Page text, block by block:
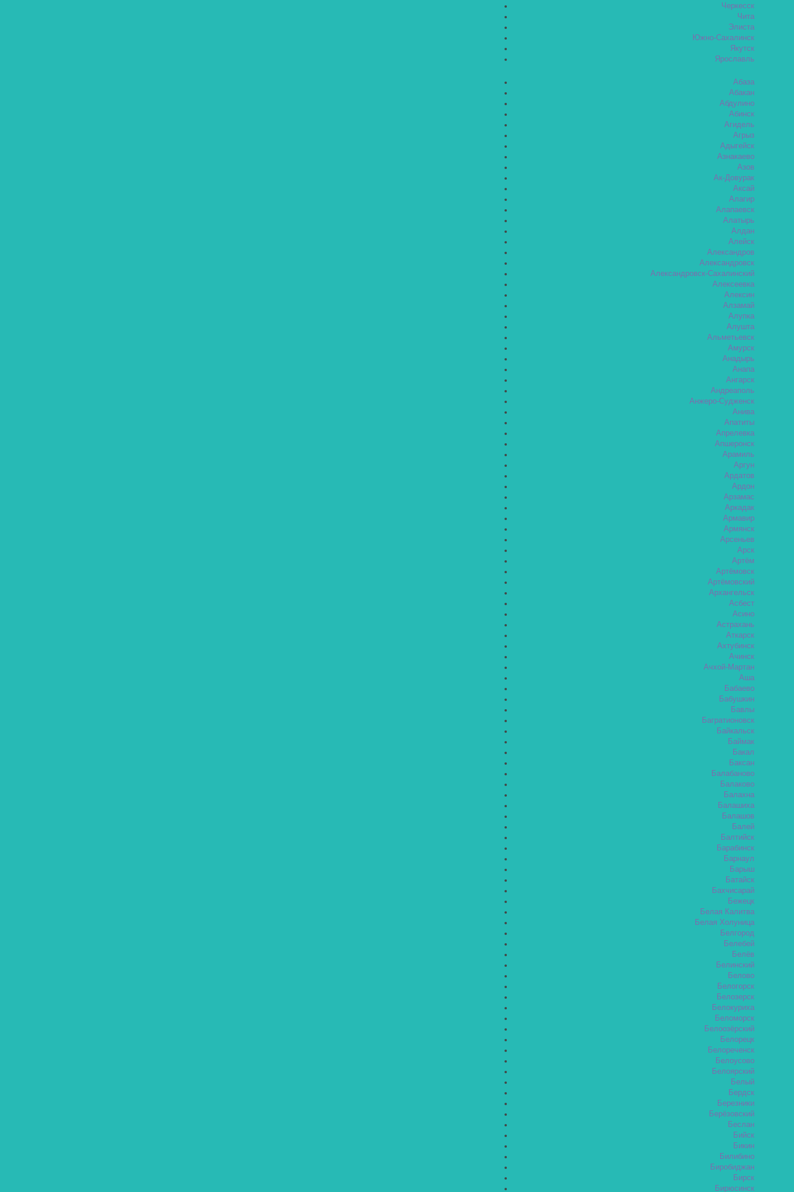
Черкесск
Чита
Элиста
Южно-Сахалинск
Якутск
Ярославль
Абаза
Абакан
Абдулино
Абинск
Агидель
Агрыз
Адыгейск
Азнакаево
Азов
Ак-Довурак
Аксай
Алагир
Алапаевск
Алатырь
Алдан
Алейск
Александров
Александровск
Александровск-Сахалинский
Алексеевка
Алексин
Алзамай
Алупка
Алушта
Альметьевск
Амурск
Анадырь
Анапа
Ангарск
Андреаполь
Анжеро-Судженск
Анива
Апатиты
Апрелевка
Апшеронск
Арамиль
Аргун
Ардатов
Ардон
Арзамас
Аркадак
Армавир
Армянск
Арсеньев
Арск
Артём
Артёмовск
Артёмовский
Архангельск
Асбест
Асино
Астрахань
Аткарск
Ахтубинск
Ачинск
Ачхой-Мартан
Аша
Бабаево
Бабушкин
Бавлы
Багратионовск
Байкальск
Баймак
Бакал
Баксан
Балабаново
Балаково
Балахна
Балашиха
Балашов
Балей
Балтийск
Барабинск
Барнаул
Барыш
Батайск
Бахчисарай
Бежецк
Белая Калитва
Белая Холуница
Белгород
Белебей
Белёв
Белинский
Белово
Белогорск
Белозерск
Белокуриха
Беломорск
Белоозёрский
Белорецк
Белореченск
Белоусово
Белоярский
Белый
Бердск
Березники
Берёзовский
Беслан
Бийск
Бикин
Билибино
Биробиджан
Бирск
Бирюсинск